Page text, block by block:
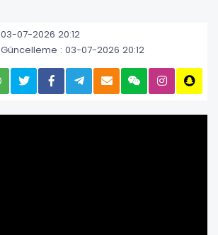
03-07-2026 20:12
Güncelleme : 03-07-2026 20:12